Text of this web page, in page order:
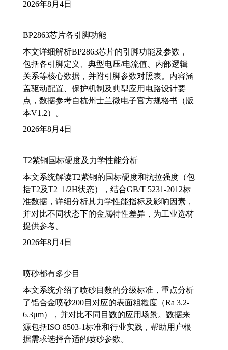
2026年8月4日
BP2863芯片各引脚功能
本文详细解析BP2863芯片的引脚功能及参数，
包括各引脚定义、典型电压/电流值、内部逻辑
关系等核心数据，并附引脚参数对照表。内容涵
盖驱动配置、保护机制及典型应用电路设计要
点，数据参考自杭州士兰微电子官方规格书（版
本V1.2）。
2026年8月4日
T2紫铜国标硬度及力学性能分析
本文系统解读T2紫铜的国标硬度和抗拉强度（包
括T2及T2_1/2H状态），结合GB/T 5231-2012标
准数据，详细分析其力学性能指标及影响因素，
并对比不同状态下的金属特性差异，为工业选材
提供参考。
2026年8月4日
喷砂都有多少目
本文系统介绍了喷砂目数的分级标准，重点分析
了铝合金喷砂200目对应的表面粗糙度（Ra 3.2-
6.3μm），并对比不同目数的应用场景。数据来
源包括ISO 8503-1标准和行业实践，帮助用户根
据需求选择合适的喷砂参数。